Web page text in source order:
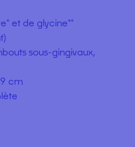
et de glycine**
sous-gingivaux,
cm